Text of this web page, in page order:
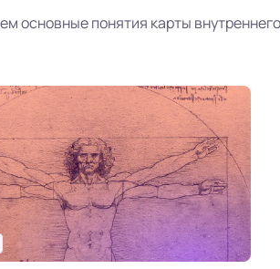
основные понятия карты внутреннего